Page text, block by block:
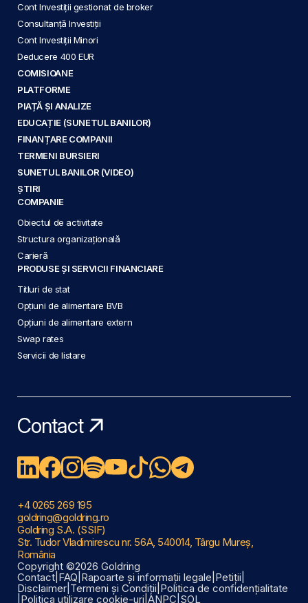
Cont Investiții gestionat de broker
Consultanță Investiții
Cont Investiții Minori
Deducere 400 EUR
COMISIOANE
PLATFORME
PIAȚĂ ȘI ANALIZE
EDUCAȚIE (SUNETUL BANILOR)
FINANȚARE COMPANII
TERMENI BURSIERI
SUNETUL BANILOR (VIDEO)
ȘTIRI
COMPANIE
Obiectul de activitate
Structura organizațională
Carieră
PRODUSE ȘI SERVICII FINANCIARE
Titluri de stat
Opțiuni de alimentare BVB
Opțiuni de alimentare extern
Swap rates
Servicii de listare
Contact
+4 0265 269 195
goldring@goldring.ro
Goldring S.A. (SSIF)
Str. Tudor Vladimirescu nr. 56A, 540014, Târgu Mureș,
România
Copyright ©2026 Goldring
Contact FAQ Rapoarte și informații legale Petiții
Disclaimer Termeni și Condiții Politica de confidențialitate
Politica utilizare cookie-uri ANPC SOL